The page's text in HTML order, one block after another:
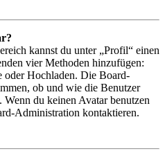
kannst du unter „Profil“ einen
vier Methoden hinzufügen:
oder Hochladen. Die Board-
ob und wie die Benutzer
Wenn du keinen Avatar benutzen
Administration kontaktieren.